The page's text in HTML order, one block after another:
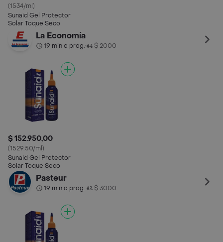
(1534/ml)
Sunaid Gel Protector
Solar Toque Seco
La Economía
19 min o prog.• $ 2000
$ 152.950,00
(1529.50/ml)
Sunaid Gel Protector
Solar Toque Seco
Pasteur
19 min o prog.• $ 3000